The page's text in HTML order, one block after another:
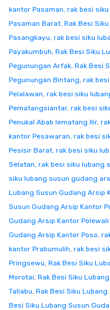
kantor Pasaman, rak besi
Pasaman Barat, Rak Besi
Pasangkayu, rak besi siku
Payakumbuh, Rak Besi Siku
Pegunungan Arfak, Rak Besi
Pegunungan Bintang, rak
Pelalawan, rak besi siku
Pematangsiantar, rak besi
Penukal Abab lematang Ilir,
kantor Pesawaran, rak besi
Pesisir Barat, rak besi siku
Selatan, rak besi siku lubang
siku lubang susun gudang
Lubang Susun Gudang Arsip
Susun Gudang Arsip Kantor
Gudang Arsip Kantor Polewali
Gudang Arsip Kantor Poso,
kantor Prabumulih, rak besi
Pringsewu, Rak Besi Siku
Morotai, Rak Besi Siku
Taliabu, Rak Besi Siku
Besi Siku Lubang Susun